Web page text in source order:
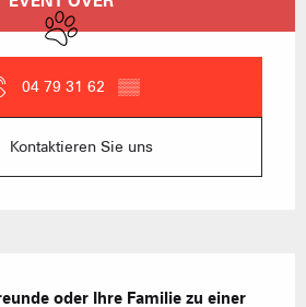
Tiere erlaubt
04 79 31 62 ▒▒
Kontaktieren Sie uns
oder Ihre Familie zu einer